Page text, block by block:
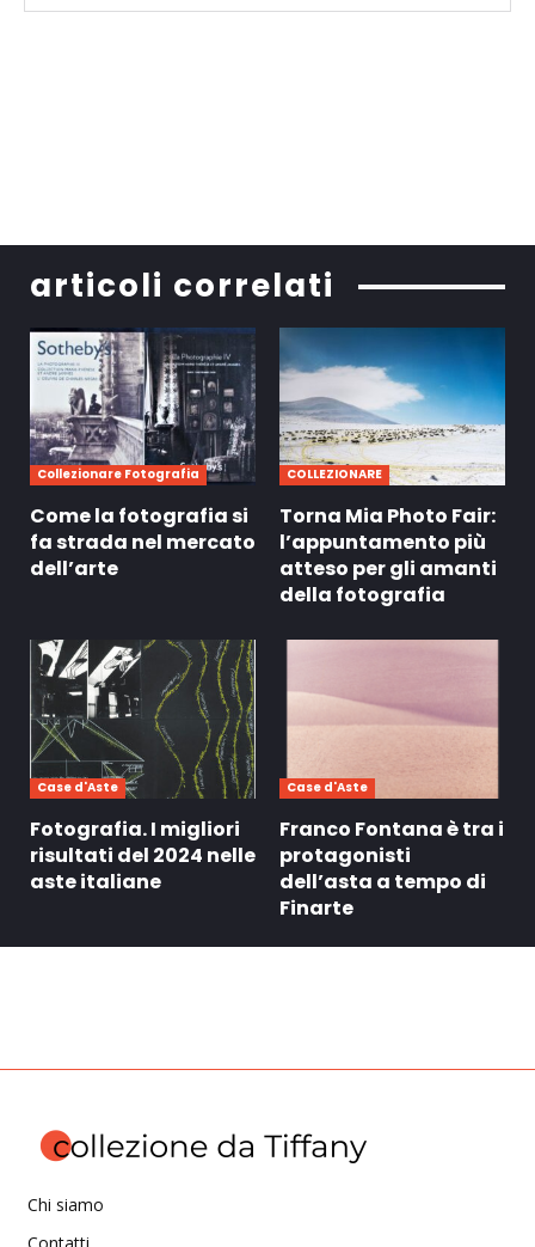
articoli correlati
Collezionare Fotografia
Come la fotografia si
fa strada nel mercato
dell’arte
COLLEZIONARE
Torna Mia Photo Fair:
l’appuntamento più
atteso per gli amanti
della fotografia
Case d'Aste
Fotografia. I migliori
risultati del 2024 nelle
aste italiane
Case d'Aste
Franco Fontana è tra i
protagonisti
dell’asta a tempo di
Finarte
Chi siamo